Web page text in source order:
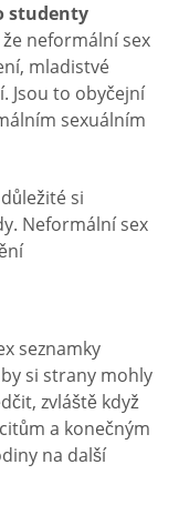
studenty
neformální sex
mladistvé
Jsou to obyčejní
sexuálním
si
Neformální sex
seznamky
si strany mohly
zvláště když
a konečným
na další